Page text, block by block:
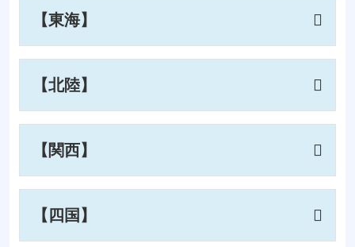
【東海】
【北陸】
【関西】
【四国】